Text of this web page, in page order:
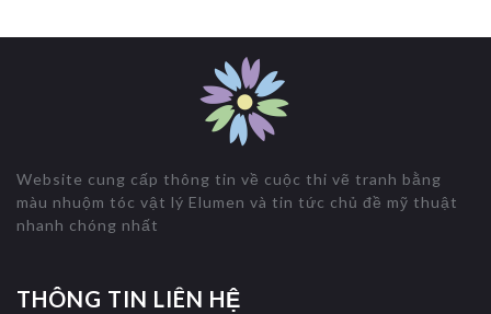
Website cung cấp thông tin về cuộc thi vẽ tranh bằng
màu nhuộm tóc vật lý Elumen và tin tức chủ đề mỹ thuật
nhanh chóng nhất
THÔNG TIN LIÊN HỆ